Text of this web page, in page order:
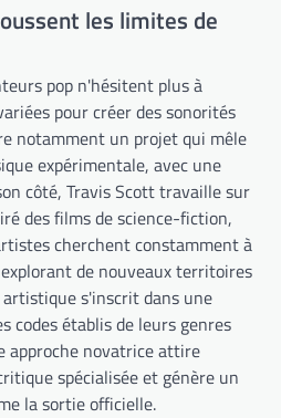
les limites de
pop n'hésitent plus à
pour créer des sonorités
notamment un projet qui mêle
expérimentale, avec une
côté, Travis Scott travaille sur
des films de science-fiction,
cherchent constamment à
de nouveaux territoires
s'inscrit dans une
codes établis de leurs genres
approche novatrice attire
spécialisée et génère un
la sortie officielle.